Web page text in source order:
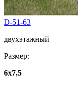
D-51-63
двухэтажный
Размер:
6x7,5